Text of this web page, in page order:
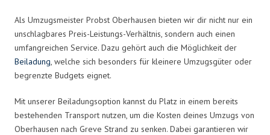
Als Umzugsmeister Probst Oberhausen bieten wir dir nicht nur ein
unschlagbares Preis-Leistungs-Verhältnis, sondern auch einen
umfangreichen Service. Dazu gehört auch die Möglichkeit der
Beiladung, welche sich besonders für kleinere Umzugsgüter oder
begrenzte Budgets eignet.
Mit unserer Beiladungsoption kannst du Platz in einem bereits
bestehenden Transport nutzen, um die Kosten deines Umzugs von
Oberhausen nach Greve Strand zu senken. Dabei garantieren wir